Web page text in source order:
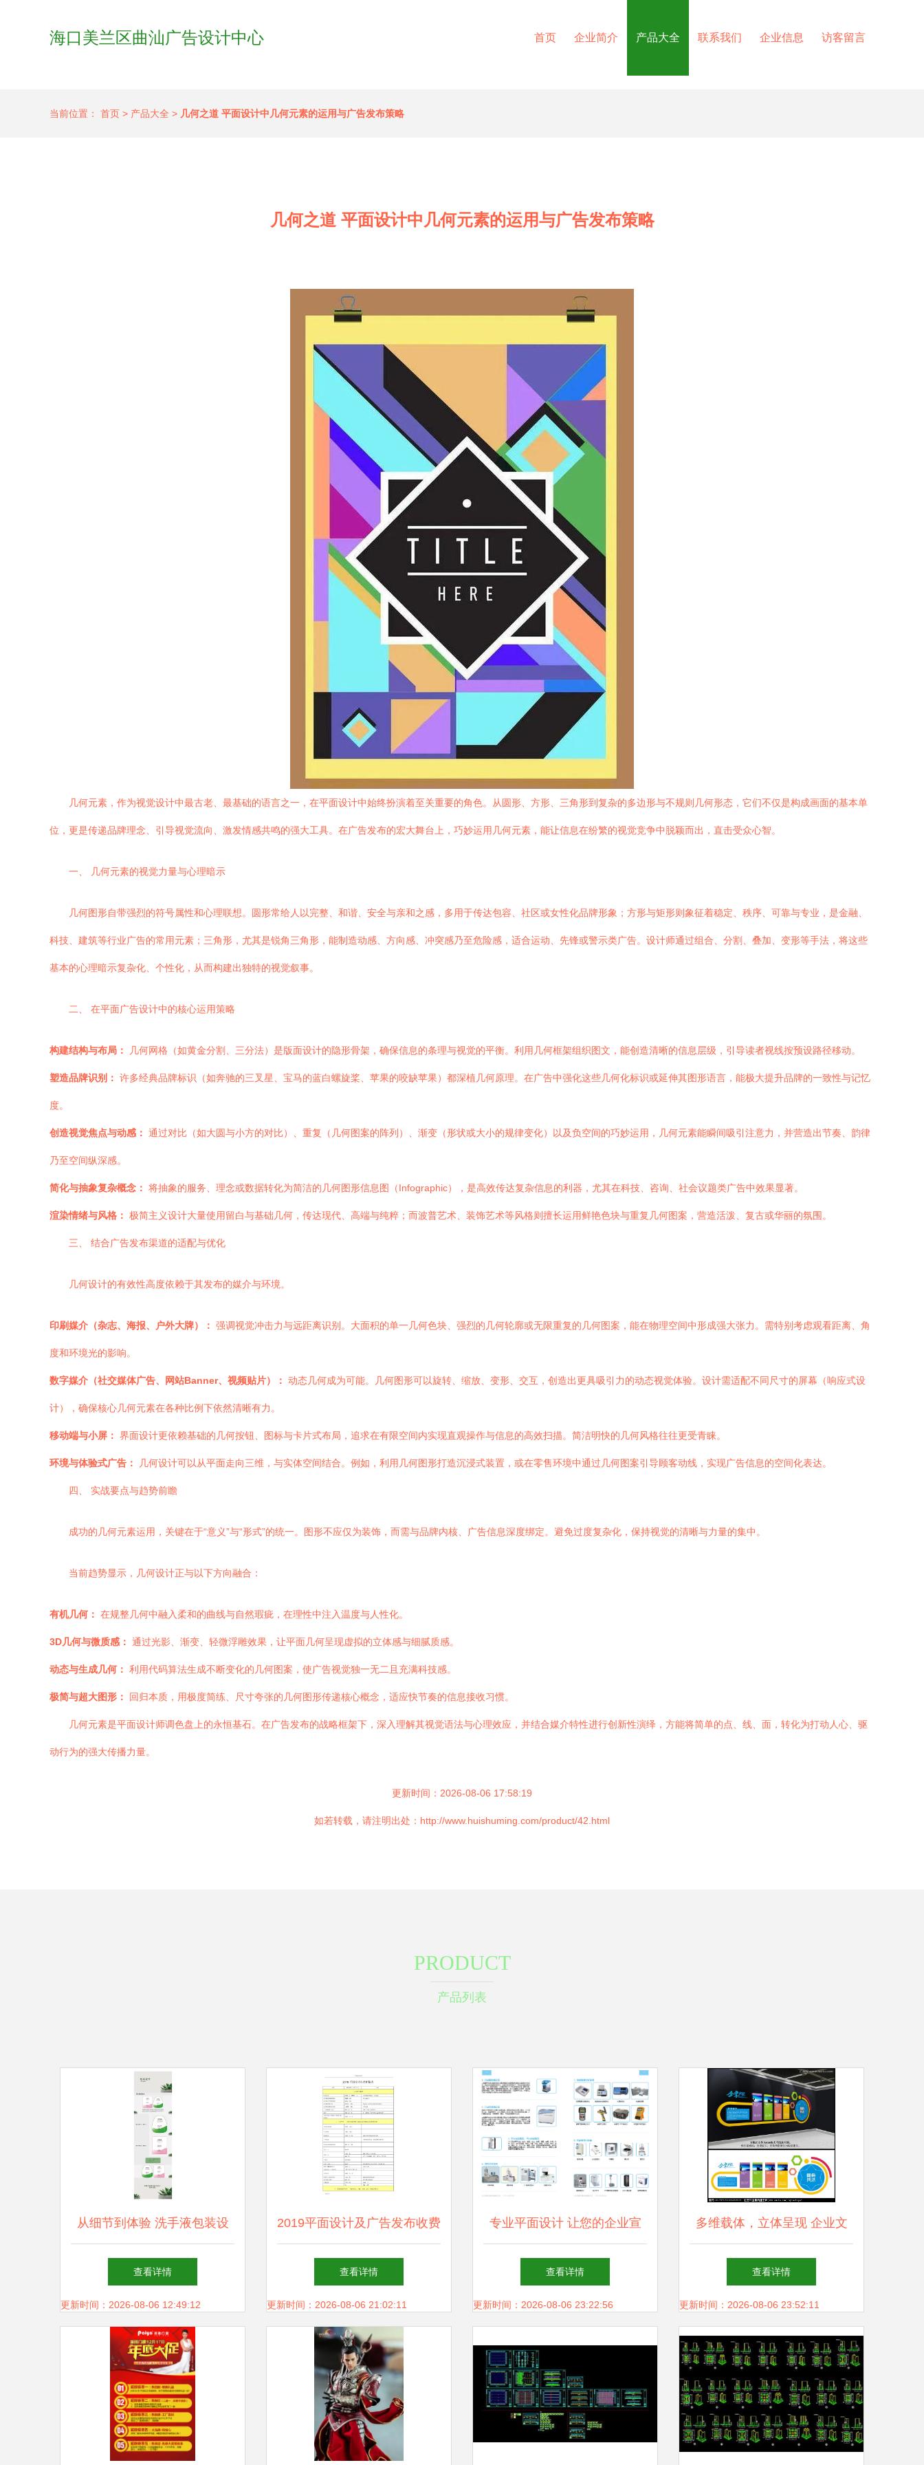
海口美兰区曲汕广告设计中心 首页 企业简介 产品大全 联系我们 企业信息 访客留言
当前位置： 首页 > 产品大全 > 几何之道 平面设计中几何元素的运用与广告发布策略
几何之道 平面设计中几何元素的运用与广告发布策略
几何元素，作为视觉设计中最古老、最基础的语言之一，在平面设计中始终扮演着至关重要的角色。从圆形、方形、三角形到复杂的多边形与不规则几何形态，它们不仅是构成画面的基本单
位，更是传递品牌理念、引导视觉流向、激发情感共鸣的强大工具。在广告发布的宏大舞台上，巧妙运用几何元素，能让信息在纷繁的视觉竞争中脱颖而出，直击受众心智。
一、 几何元素的视觉力量与心理暗示
几何图形自带强烈的符号属性和心理联想。圆形常给人以完整、和谐、安全与亲和之感，多用于传达包容、社区或女性化品牌形象；方形与矩形则象征着稳定、秩序、可靠与专业，是金融、
科技、建筑等行业广告的常用元素；三角形，尤其是锐角三角形，能制造动感、方向感、冲突感乃至危险感，适合运动、先锋或警示类广告。设计师通过组合、分割、叠加、变形等手法，将这些
基本的心理暗示复杂化、个性化，从而构建出独特的视觉叙事。
二、 在平面广告设计中的核心运用策略
构建结构与布局： 几何网格（如黄金分割、三分法）是版面设计的隐形骨架，确保信息的条理与视觉的平衡。利用几何框架组织图文，能创造清晰的信息层级，引导读者视线按预设路径移动。
塑造品牌识别： 许多经典品牌标识（如奔驰的三叉星、宝马的蓝白螺旋桨、苹果的咬缺苹果）都深植几何原理。在广告中强化这些几何化标识或延伸其图形语言，能极大提升品牌的一致性与记忆
度。
创造视觉焦点与动感： 通过对比（如大圆与小方的对比）、重复（几何图案的阵列）、渐变（形状或大小的规律变化）以及负空间的巧妙运用，几何元素能瞬间吸引注意力，并营造出节奏、韵律
乃至空间纵深感。
简化与抽象复杂概念： 将抽象的服务、理念或数据转化为简洁的几何图形信息图（Infographic），是高效传达复杂信息的利器，尤其在科技、咨询、社会议题类广告中效果显著。
渲染情绪与风格： 极简主义设计大量使用留白与基础几何，传达现代、高端与纯粹；而波普艺术、装饰艺术等风格则擅长运用鲜艳色块与重复几何图案，营造活泼、复古或华丽的氛围。
三、 结合广告发布渠道的适配与优化
几何设计的有效性高度依赖于其发布的媒介与环境。
印刷媒介（杂志、海报、户外大牌）： 强调视觉冲击力与远距离识别。大面积的单一几何色块、强烈的几何轮廓或无限重复的几何图案，能在物理空间中形成强大张力。需特别考虑观看距离、角
度和环境光的影响。
数字媒介（社交媒体广告、网站Banner、视频贴片）： 动态几何成为可能。几何图形可以旋转、缩放、变形、交互，创造出更具吸引力的动态视觉体验。设计需适配不同尺寸的屏幕（响应式设
计），确保核心几何元素在各种比例下依然清晰有力。
移动端与小屏： 界面设计更依赖基础的几何按钮、图标与卡片式布局，追求在有限空间内实现直观操作与信息的高效扫描。简洁明快的几何风格往往更受青睐。
环境与体验式广告： 几何设计可以从平面走向三维，与实体空间结合。例如，利用几何图形打造沉浸式装置，或在零售环境中通过几何图案引导顾客动线，实现广告信息的空间化表达。
四、 实战要点与趋势前瞻
成功的几何元素运用，关键在于“意义”与“形式”的统一。图形不应仅为装饰，而需与品牌内核、广告信息深度绑定。避免过度复杂化，保持视觉的清晰与力量的集中。
当前趋势显示，几何设计正与以下方向融合：
有机几何： 在规整几何中融入柔和的曲线与自然瑕疵，在理性中注入温度与人性化。
3D几何与微质感： 通过光影、渐变、轻微浮雕效果，让平面几何呈现虚拟的立体感与细腻质感。
动态与生成几何： 利用代码算法生成不断变化的几何图案，使广告视觉独一无二且充满科技感。
极简与超大图形： 回归本质，用极度简练、尺寸夸张的几何图形传递核心概念，适应快节奏的信息接收习惯。
几何元素是平面设计师调色盘上的永恒基石。在广告发布的战略框架下，深入理解其视觉语法与心理效应，并结合媒介特性进行创新性演绎，方能将简单的点、线、面，转化为打动人心、驱
动行为的强大传播力量。
更新时间：2026-08-06 17:58:19
如若转载，请注明出处：http://www.huishuming.com/product/42.html
PRODUCT
产品列表
从细节到体验 洗手液包装设
计的创意分享与广告发布策略
查看详情
更新时间：2026-08-06 12:49:12
2019平面设计及广告发布收费
标准参考指南
查看详情
更新时间：2026-08-06 21:02:11
专业平面设计 让您的企业宣
传册成为品牌名片
查看详情
更新时间：2026-08-06 23:22:56
多维载体，立体呈现 企业文
化墙的全面应用与设计探索
查看详情
更新时间：2026-08-06 23:52:11